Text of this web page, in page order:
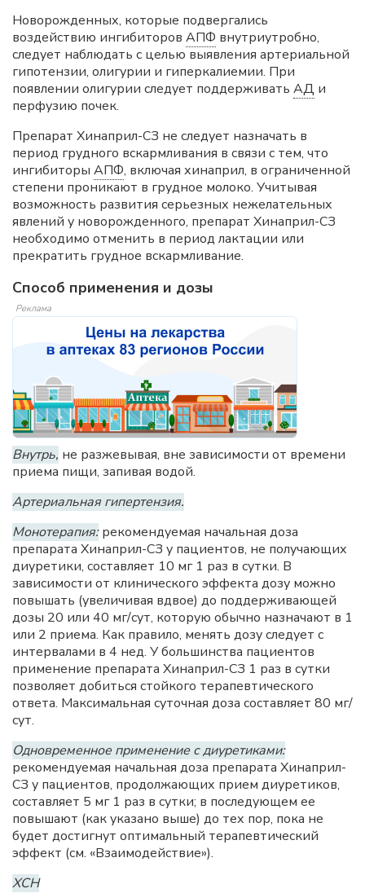
Новорожденных, которые подвергались
воздействию ингибиторов АПФ внутриутробно,
следует наблюдать с целью выявления артериальной
гипотензии, олигурии и гиперкалиемии. При
появлении олигурии следует поддерживать АД и
перфузию почек.
Препарат Хинаприл-СЗ не следует назначать в
период грудного вскармливания в связи с тем, что
ингибиторы АПФ, включая хинаприл, в ограниченной
степени проникают в грудное молоко. Учитывая
возможность развития серьезных нежелательных
явлений у новорожденного, препарат Хинаприл-СЗ
необходимо отменить в период лактации или
прекратить грудное вскармливание.
Способ применения и дозы
Реклама
Внутрь, не разжевывая, вне зависимости от времени
приема пищи, запивая водой.
Артериальная гипертензия.
Монотерапия:рекомендуемая начальная доза
препарата Хинаприл-СЗ у пациентов, не получающих
диуретики, составляет 10 мг 1 раз в сутки. В
зависимости от клинического эффекта дозу можно
повышать (увеличивая вдвое) до поддерживающей
дозы 20 или 40 мг/сут, которую обычно назначают в 1
или 2 приема. Как правило, менять дозу следует с
интервалами в 4 нед. У большинства пациентов
применение препарата Хинаприл-СЗ 1 раз в сутки
позволяет добиться стойкого терапевтического
ответа. Максимальная суточная доза составляет 80 мг/
сут.
Одновременное применение с диуретиками:
рекомендуемая начальная доза препарата Хинаприл-
СЗ у пациентов, продолжающих прием диуретиков,
составляет 5 мг 1 раз в сутки; в последующем ее
повышают (как указано выше) до тех пор, пока не
будет достигнут оптимальный терапевтический
эффект (см. «Взаимодействие»).
ХСН